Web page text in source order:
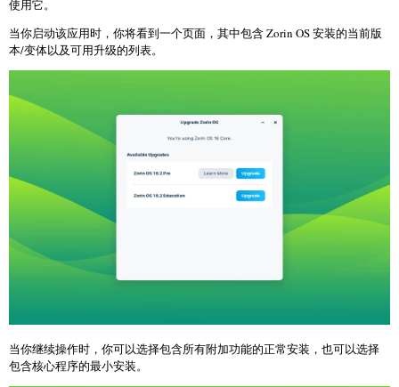
使用它。
当你启动该应用时，你将看到一个页面，其中包含 Zorin OS 安装的当前版
本/变体以及可用升级的列表。
当你继续操作时，你可以选择包含所有附加功能的正常安装，也可以选择
包含核心程序的最小安装。